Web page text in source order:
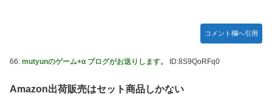
コメント欄へ引用
66: mutyunのゲーム+α ブログがお送りします。 ID:8S9QoRFq0
Amazon出荷販売はセット商品しかない